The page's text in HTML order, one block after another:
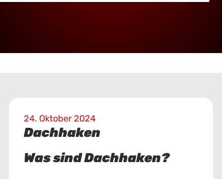
24. Oktober 2024
Dachhaken
Was sind Dachhaken?